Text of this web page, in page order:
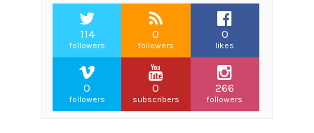
114
followers
0
followers
0
likes
0
followers
0
subscribers
266
followers